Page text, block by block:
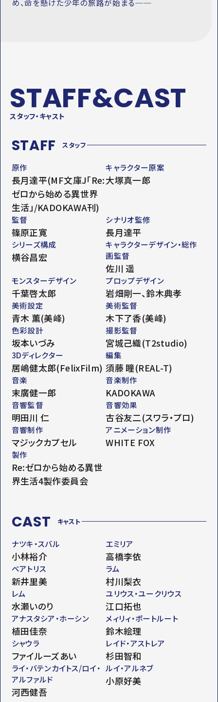
め、命を懸けた少年の旅路が始まる──
STAFF&CAST
スタッフ・キャスト
STAFF スタッフ
原作
長月達平(MF文庫J「Re:
ゼロから始める異世界
生活」/KADOKAWA刊)
キャラクター原案
大塚真一郎
監督
篠原正寛
シナリオ監修
長月達平
シリーズ構成
横谷昌宏
キャラクターデザイン・総作
画監督
佐川 遥
モンスターデザイン
千葉啓太郎
プロップデザイン
岩畑剛一、鈴木典孝
美術設定
青木 薫(美峰)
美術監督
木下了香(美峰)
色彩設計
坂本いづみ
撮影監督
宮城己織(T2studio)
3Dディレクター
居嶋健太郎(FelixFilm)
編集
須藤 瞳(REAL-T)
音楽
末廣健一郎
音楽制作
KADOKAWA
音響監督
明田川 仁
音響効果
古谷友二(スワラ・プロ)
音響制作
マジックカプセル
アニメーション制作
WHITE FOX
製作
Re:ゼロから始める異世
界生活4製作委員会
CAST キャスト
ナツキ・スバル
小林裕介
エミリア
高橋李依
ベアトリス
新井里美
ラム
村川梨衣
レム
水瀬いのり
ユリウス・ユークリウス
江口拓也
アナスタシア・ホーシン
植田佳奈
メィリィ・ポートルート
鈴木絵理
シャウラ
ファイルーズあい
レイド・アストレア
杉田智和
ライ・バテンカイトス/ロイ・
アルファルド
河西健吾
ルイ・アルネブ
小原好美